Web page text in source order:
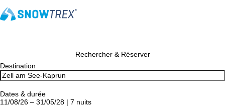
Rechercher & Réserver
Destination
Dates & durée
11/08/26 – 31/05/28 | 7 nuits